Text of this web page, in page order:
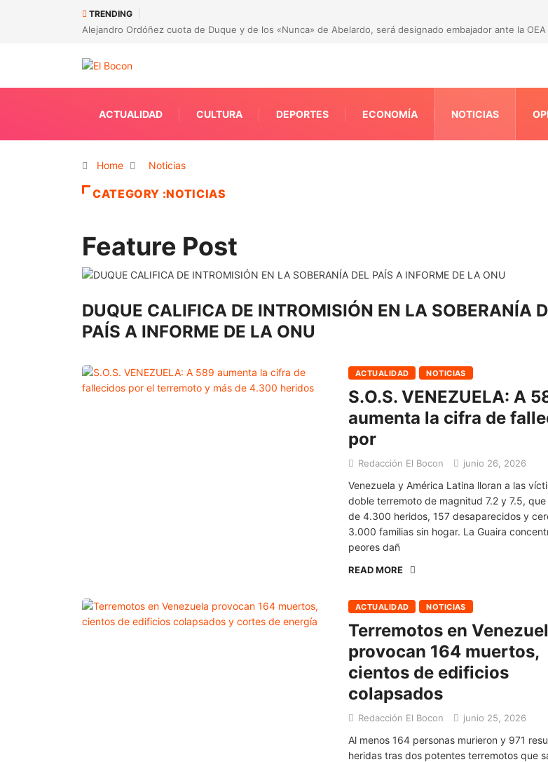
TRENDING
Alejandro Ordóñez cuota de Duque y de los «Nunca» de Abelardo, será designado embajador ante la OEA
ACTUALIDAD CULTURA DEPORTES ECONOMÍA NOTICIAS
Home Noticias
CATEGORY :NOTICIAS
Feature Post
DUQUE CALIFICA DE INTROMISIÓN EN LA SOBERANÍA
PAÍS A INFORME DE LA ONU
ACTUALIDAD NOTICIAS
S.O.S. VENEZUELA: A
aumenta la cifra de
por
Redacción El Bocon junio 26, 2026
Venezuela y América Latina lloran a las
doble terremoto de magnitud 7.2 y 7.5,
de 4.300 heridos, 157 desaparecidos y
3.000 familias sin hogar. La Guaira
peores dañ
READ MORE
ACTUALIDAD NOTICIAS
Terremotos en
provocan 164 muertos,
cientos de edificios
colapsados
Redacción El Bocon junio 25, 2026
Al menos 164 personas murieron y 971
heridas tras dos potentes terremotos que